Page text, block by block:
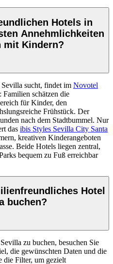
Hotels in
Annehmlichkeiten
mit Kindern?
sucht, findet im Novotel
Familien schätzen die
für Kinder, den
Frühstück. Der
nach dem Stadtbummel. Nur
das ibis Styles Sevilla City Santa
kreativen Kinderangeboten
Beide Hotels liegen zentral,
bequem zu Fuß erreichbar
Hotel
buchen?
zu buchen, besuchen Sie
die gewünschten Daten und die
die Filter, um gezielt